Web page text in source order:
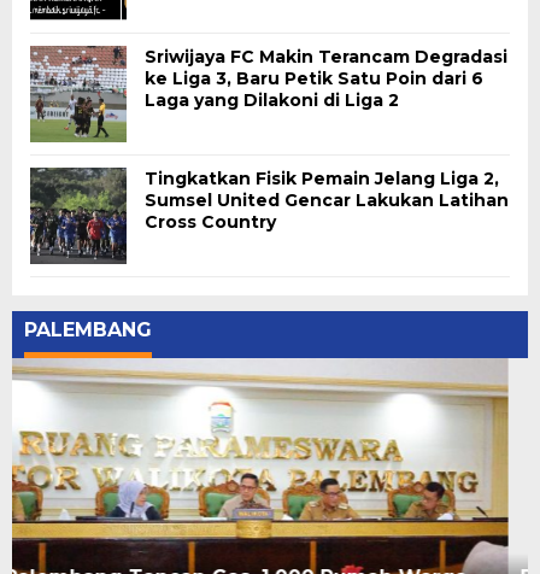
Sriwijaya FC Makin Terancam Degradasi
ke Liga 3, Baru Petik Satu Poin dari 6
Laga yang Dilakoni di Liga 2
Tingkatkan Fisik Pemain Jelang Liga 2,
Sumsel United Gencar Lakukan Latihan
Cross Country
PALEMBANG